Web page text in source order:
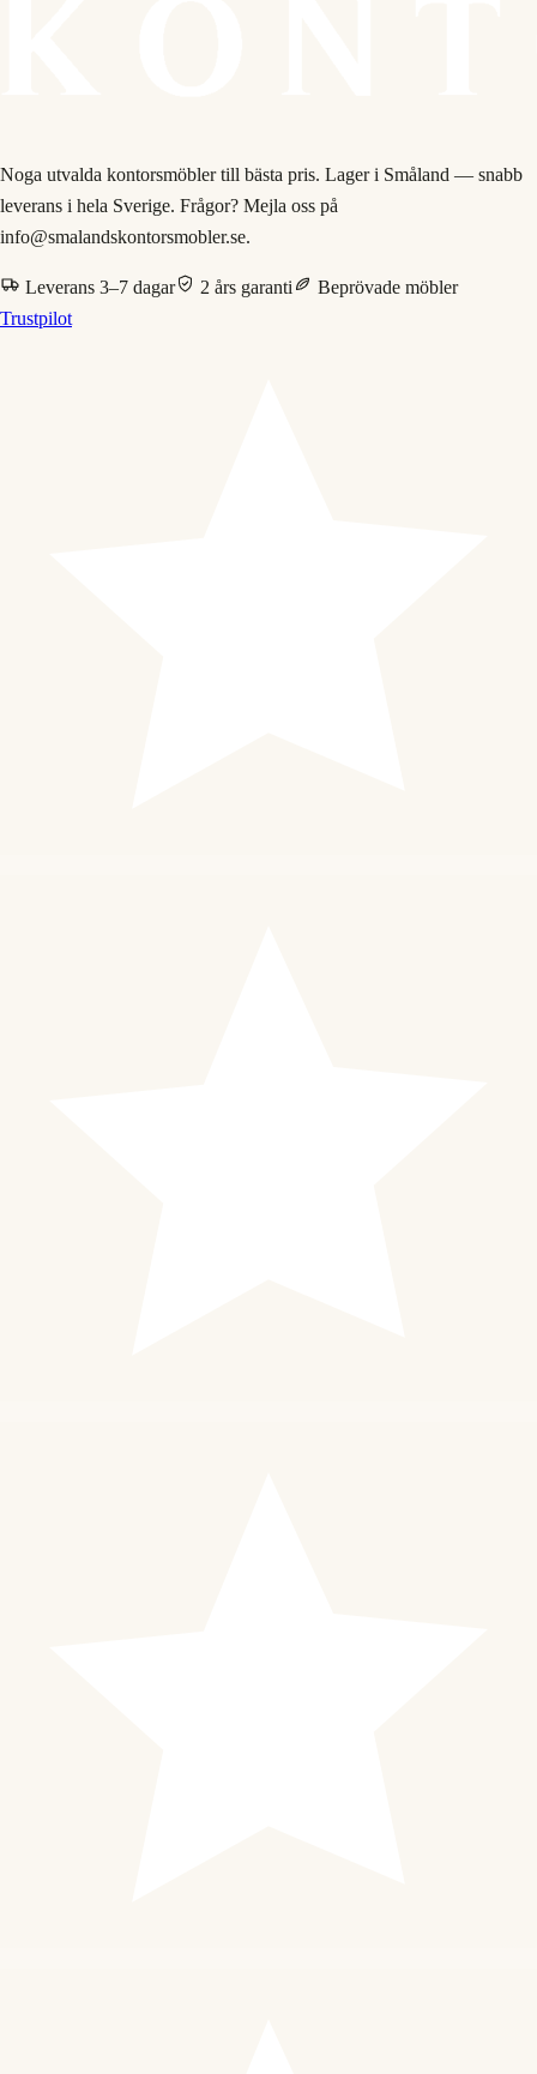
Noga utvalda kontorsmöbler till bästa pris. Lager i Småland — snabb
leverans i hela Sverige. Frågor? Mejla oss på
info@smalandskontorsmobler.se.
Leverans 3–7 dagar 2 års garanti
Beprövade möbler
Trustpilot